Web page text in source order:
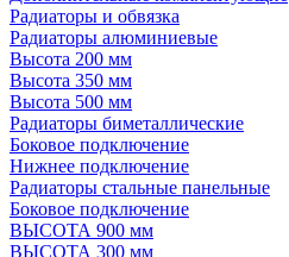
Радиаторы и обвязка
Радиаторы алюминиевые
Высота 200 мм
Высота 350 мм
Высота 500 мм
Радиаторы биметаллические
Боковое подключение
Нижнее подключение
Радиаторы стальные панельные
Боковое подключение
ВЫСОТА 900 мм
ВЫСОТА 300 мм